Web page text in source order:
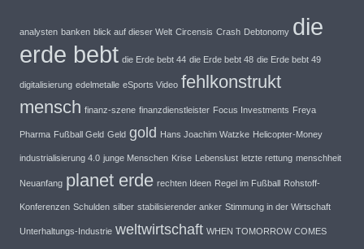
analysten banken blick auf dieser Welt Circensis Crash Debtonomy die
erde bebt die Erde bebt 44 die Erde bebt 48 die Erde bebt 49
digitalisierung edelmetalle eSports Video fehlkonstrukt
mensch finanz-szene finanzdienstleister Focus Investments Freya
Pharma Fußball Geld Geld gold Hans Joachim Watzke Helicopter-Money
industrialisierung 4.0 junge Menschen Krise Lebenslust letzte rettung menschheit
Neuanfang planet erde rechten Ideen Regel im Fußball Rohstoff-
Konferenzen Schulden silber stabilisierender anker Stimmung in der Wirtschaft
Unterhaltungs-Industrie weltwirtschaft WHEN TOMORROW COMES